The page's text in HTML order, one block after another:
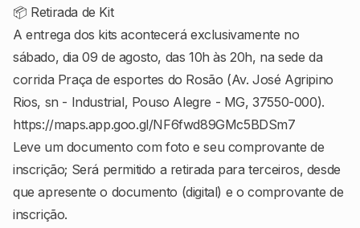
📦 Retirada de Kit
A entrega dos kits acontecerá exclusivamente no
sábado, dia 09 de agosto, das 10h às 20h, na sede da
corrida Praça de esportes do Rosão (Av. José Agripino
Rios, sn - Industrial, Pouso Alegre - MG, 37550-000).
https://maps.app.goo.gl/NF6fwd89GMc5BDSm7
Leve um documento com foto e seu comprovante de
inscrição; Será permitido a retirada para terceiros, desde
que apresente o documento (digital) e o comprovante de
inscrição.